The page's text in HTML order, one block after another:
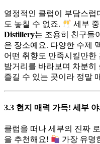
열정적인 클럽이 부담스럽
도 놓칠 수 없죠.
세부
Distillery는 조용히 친구들
은 장소예요. 다양한 수제
어떤 취향도 만족시킬만
밤거리를 바라보며 차분히
즐길 수 있는 곳이라 정말
3.3 현지 매력 가득! 세부
클럽을 떠나 세부의 진짜
을 추천해요!
가장 유명